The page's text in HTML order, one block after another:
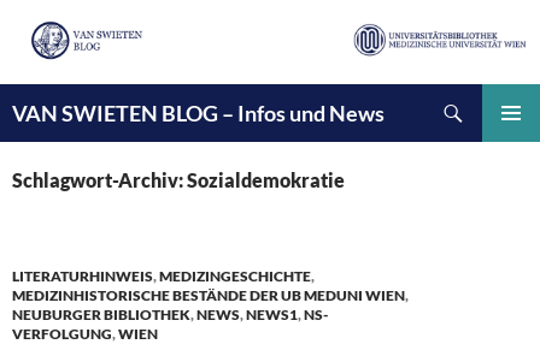
VAN SWIETEN BLOG – Infos und News
INHALT
SPRINGEN
Schlagwort-Archiv: Sozialdemokratie
LITERATURHINWEIS,MEDIZINGESCHICHTE,
MEDIZINHISTORISCHE BESTÄNDE DER UB MEDUNI WIEN,
NEUBURGER BIBLIOTHEK,NEWS,NEWS1,NS-
VERFOLGUNG,WIEN